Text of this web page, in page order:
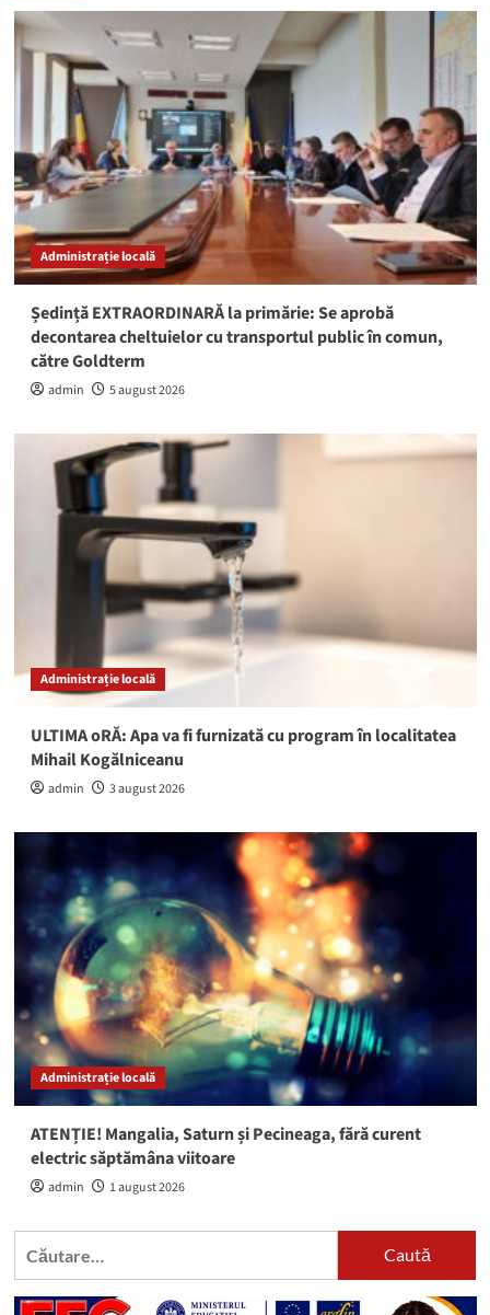
Administrație locală
Ședință EXTRAORDINARĂ la primărie: Se aprobă
decontarea cheltuielor cu transportul public în comun,
către Goldterm
admin 5 august 2026
Administrație locală
ULTIMA oRĂ: Apa va fi furnizată cu program în localitatea
Mihail Kogălniceanu
admin 3 august 2026
Administrație locală
ATENȚIE! Mangalia, Saturn și Pecineaga, fără curent
electric săptămâna viitoare
admin 1 august 2026
Caută